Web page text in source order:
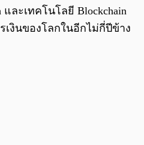
ละเทคโนโลยี Blockchain
เงินของโลกในอีกไม่กี่ปีข้าง